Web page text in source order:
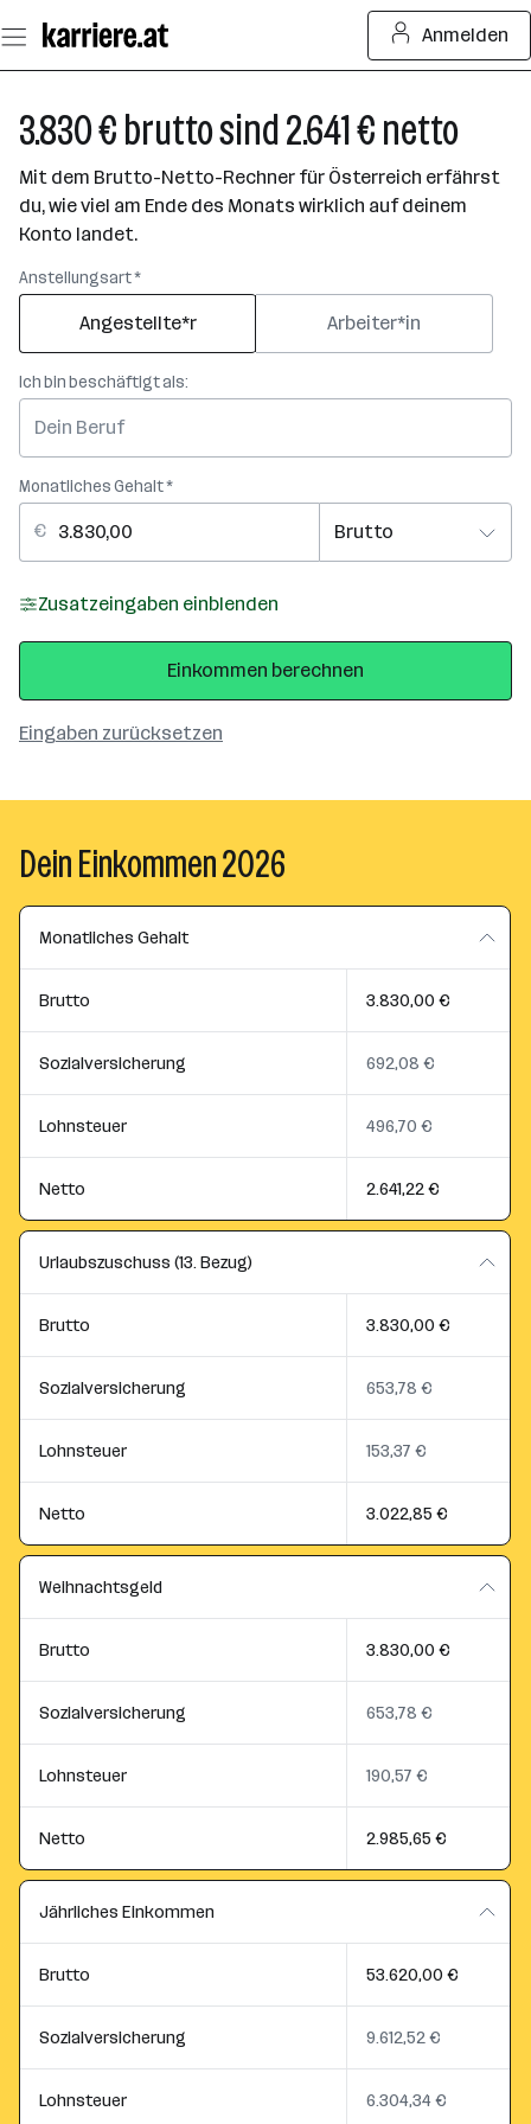
Seiteninhalt
springen
Anmelden
3.830 € brutto sind 2.641 € netto
Mit dem Brutto-Netto-Rechner für Österreich erfährst
du, wie viel am Ende des Monats wirklich auf deinem
Konto landet.
Anstellungsart *
Angestellte*r Arbeiter*in
Ich bin beschäftigt als:
Monatliches Gehalt *
Zusatzeingaben einblenden
Eingaben zurücksetzen
Einkommen berechnen
Dein Einkommen 2026
Monatliches Gehalt
Brutto 3.830,00 €
Sozialversicherung 692,08 €
Lohnsteuer 496,70 €
Netto 2.641,22 €
Urlaubszuschuss (13. Bezug)
Brutto 3.830,00 €
Sozialversicherung 653,78 €
Lohnsteuer 153,37 €
Netto 3.022,85 €
Weihnachtsgeld
Brutto 3.830,00 €
Sozialversicherung 653,78 €
Lohnsteuer 190,57 €
Netto 2.985,65 €
Jährliches Einkommen
Brutto 53.620,00 €
Sozialversicherung 9.612,52 €
Lohnsteuer 6.304,34 €